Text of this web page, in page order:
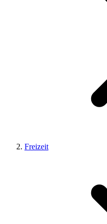
Freizeit